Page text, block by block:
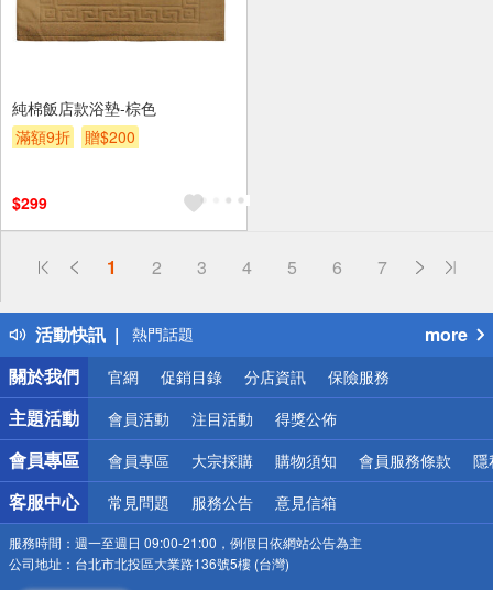
純棉飯店款浴墊-棕色
滿額9折
贈$200
$299
1 2 3 4 5 6 7
活動快訊
偏遠地區配送
得獎公告
熱門話題
銀行優惠
偏遠地區配送
詐騙網頁！請小心！
more
關於我們
官網 促銷目錄 分店資訊 保險服務
主題活動 會員活動 注目活動 得獎公佈
會員專區 會員專區 大宗採購 購物須知 會員服務條款 隱
客服中心 常見問題 服務公告 意見信箱
服務時間： 週一至週日 09:00-21:00，例假日依網站公告為主
公司地址： 台北市北投區大業路136號5樓 (台灣)